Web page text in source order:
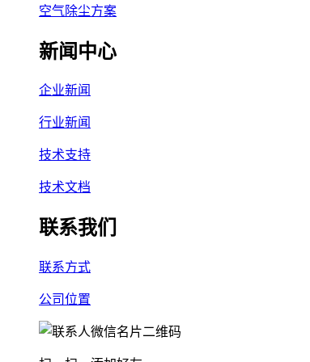
空气除尘方案
新闻中心
企业新闻
行业新闻
技术支持
技术文档
联系我们
联系方式
公司位置